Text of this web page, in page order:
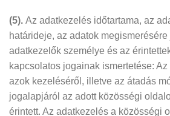
(5). Az adatkezelés időtartama, az
határideje, az adatok
adatkezelők személye és az
kapcsolatos jogainak ismertetése:
azok kezeléséről, illetve az átadás
jogalapjáról az adott közösségi
érintett. Az adatkezelés a közösségi